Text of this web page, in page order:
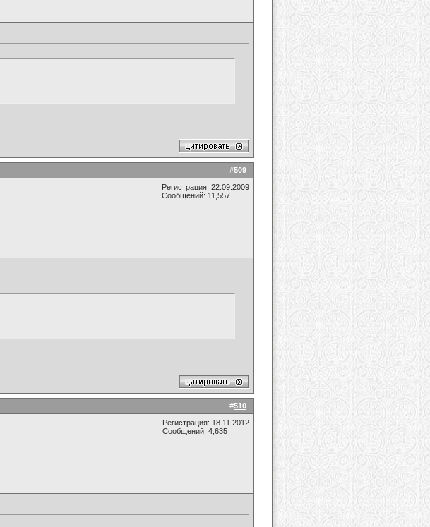
#509
Регистрация: 22.09.2009
Сообщений: 11,557
#510
Регистрация: 18.11.2012
Сообщений: 4,635